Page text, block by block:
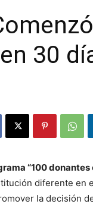
30
“100 donantes
diferente en
la decisión